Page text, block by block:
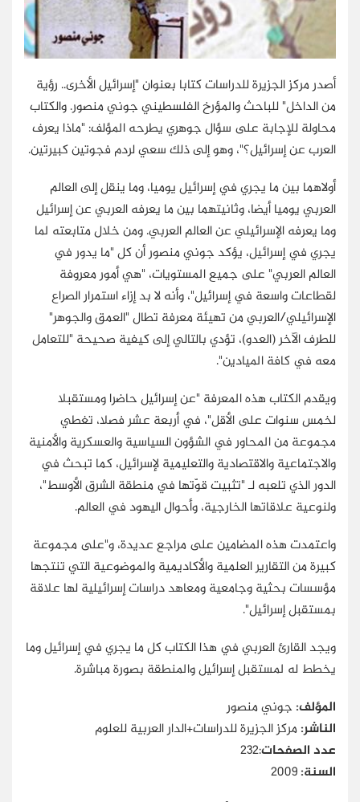
أصدر مركز الجزيرة للدراسات كتابا بعنوان "إسرائيل الأخرى.. رؤية
من الداخل" للباحث والمؤرخ الفلسطيني جوني منصور. والكتاب
محاولة للإجابة على سؤال جوهري يطرحه المؤلف: "ماذا يعرف
العرب عن إسرائيل؟"، وهو إلى ذلك سعي لردم فجوتين كبيرتين.
أولاهما بين ما يجري في إسرائيل يوميا، وما ينقل إلى العالم
العربي يوميا أيضا، وثانيتهما بين ما يعرفه العربي عن إسرائيل
وما يعرفه الإسرائيلي عن العالم العربي. ومن خلال متابعته لما
يجري في إسرائيل، يؤكد جوني منصور أن كل "ما يدور في
العالم العربي" على جميع المستويات، "هي أمور معروفة
لقطاعات واسعة في إسرائيل"، وأنه لا بد إزاء استمرار الصراع
الإسرائيلي/العربي من تهيئة معرفة تطال "العمق والجوهر"
للطرف الآخر (العدو)، تؤدي بالتالي إلى كيفية صحيحة "للتعامل
معه في كافة الميادين".
ويقدم الكتاب هذه المعرفة "عن إسرائيل حاضرا ومستقبلا
لخمس سنوات على الأقل"، في أربعة عشر فصلا، تغطي
مجموعة من المحاور في الشؤون السياسية والعسكرية والأمنية
والاجتماعية والاقتصادية والتعليمية لإسرائيل، كما تبحث في
الدور الذي تلعبه لـ "تثبيت قوّتها في منطقة الشرق الأوسط"،
ولنوعية علاقاتها الخارجية، وأحوال اليهود في العالم.
واعتمدت هذه المضامين على مراجع عديدة، و"على مجموعة
كبيرة من التقارير العلمية والأكاديمية والموضوعية التي تنتجها
مؤسسات بحثية وجامعية ومعاهد دراسات إسرائيلية لها علاقة
بمستقبل إسرائيل".
ويجد القارئ العربي في هذا الكتاب كل ما يجري في إسرائيل وما
يخطط له لمستقبل إسرائيل والمنطقة بصورة مباشرة.
المؤلف:جوني منصور
الناشر:مركز الجزيرة للدراسات+الدار العربية للعلوم
عدد الصفحات:232
السنة: